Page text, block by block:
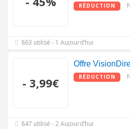
RÉDUCTION
863 utilisé - 1 Aujourd’hui
- 3,99€
Offre
RÉDUCTION
847 utilisé - 2 Aujourd’hui